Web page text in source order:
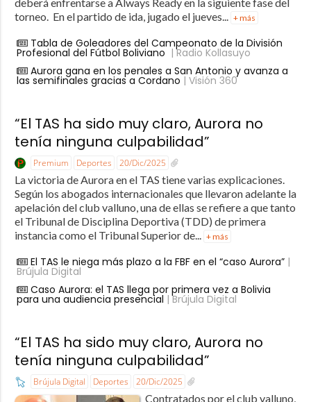
torneo. En el partido de ida, jugado el jueves... + más
Tabla de Goleadores del Campeonato de la División
Profesional del Fútbol Boliviano | Radio Kollasuyo
Aurora gana en los penales a San Antonio y avanza a
las semifinales gracias a Cordano | Visión 360
“El TAS ha sido muy claro, Aurora no
tenía ninguna culpabilidad”
Premium Deportes 20/Dic/2025
La victoria de Aurora en el TAS tiene varias explicaciones.
Según los abogados internacionales que llevaron adelante la
apelación del club valluno, una de ellas se refiere a que tanto
el Tribunal de Disciplina Deportiva (TDD) de primera
instancia como el Tribunal Superior de...
+ más
El TAS le niega más plazo a la FBF en el “caso Aurora”|
Brújula Digital
Caso Aurora: el TAS llega por primera vez a Bolivia
para una audiencia presencial | Brújula Digital
“El TAS ha sido muy claro, Aurora no
tenía ninguna culpabilidad”
Brújula Digital Deportes 20/Dic/2025
Contratados por el club valluno,